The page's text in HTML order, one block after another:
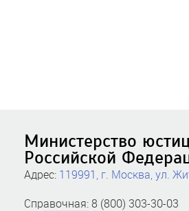
Министерство
Российской
Адрес: 119991, г. Москва, ул.
Справочная: 8 (800) 303-30-03